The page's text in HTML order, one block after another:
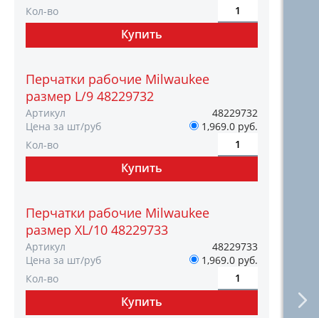
Кол-во
Перчатки рабочие Milwaukee
размер L/9 48229732
Артикул
48229732
Цена за шт/руб
1,969.0 руб.
Кол-во
Перчатки рабочие Milwaukee
размер XL/10 48229733
Артикул
48229733
Цена за шт/руб
1,969.0 руб.
Кол-во